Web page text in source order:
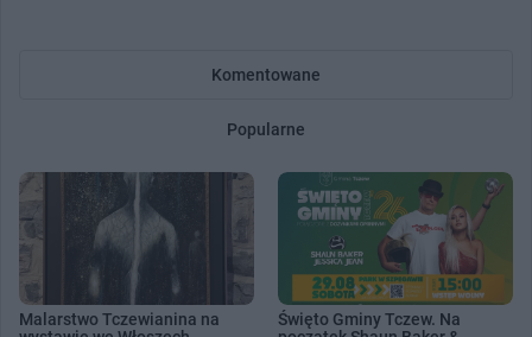
Komentowane
Popularne
Malarstwo Tczewianina na
Święto Gminy Tczew. Na